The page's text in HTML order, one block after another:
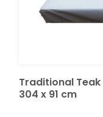
Traditional
304 x 91 cm